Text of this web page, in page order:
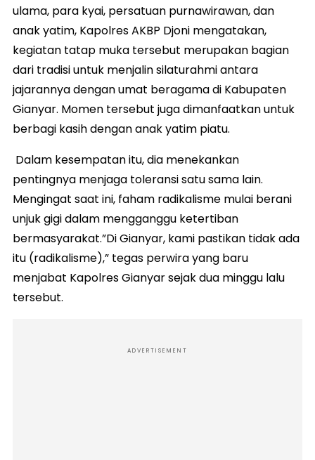
ulama, para kyai, persatuan purnawirawan, dan
anak yatim, Kapolres AKBP Djoni mengatakan,
kegiatan tatap muka tersebut merupakan bagian
dari tradisi untuk menjalin silaturahmi antara
jajarannya dengan umat beragama di Kabupaten
Gianyar. Momen tersebut juga dimanfaatkan untuk
berbagi kasih dengan anak yatim piatu.
Dalam kesempatan itu, dia menekankan
pentingnya menjaga toleransi satu sama lain.
Mengingat saat ini, faham radikalisme mulai berani
unjuk gigi dalam mengganggu ketertiban
bermasyarakat.”Di Gianyar, kami pastikan tidak ada
itu (radikalisme),” tegas perwira yang baru
menjabat Kapolres Gianyar sejak dua minggu lalu
tersebut.
ADVERTISEMENT